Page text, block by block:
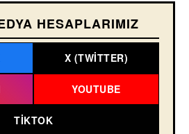
HESAPLARIMIZ
X (TWITTER)
YOUTUBE
TIKTOK